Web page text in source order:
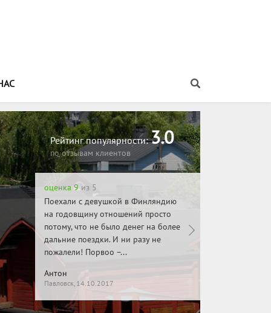
Рейтинг популярности: 3.0
по отзывам клиентов
в Порвоо
по
И...
оценка 9 из 5
Поехали с девушкой в Финляндию
на годовщину отношений просто
потому, что не было денег на более
дальние поездки. И ни разу не
пожалели! Порвоо –...
Антон
Павловск, 14.10.2017
финских городов,